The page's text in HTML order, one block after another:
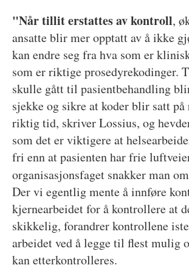
"Når tillit erstattes av kontroll,
ansatte blir mer opptatt av å ikke
kan endre seg fra hva som er
som er riktige prosedyrekodinger.
skulle gått til pasientbehandling
sjekke og sikre at koder blir satt
riktig tid, skriver Lossius, og
som det er viktigere at
fri enn at pasienten har frie
organisasjonsfaget snakker man om
Der vi egentlig mente å innføre
kjernearbeidet for å kontrollere at
skikkelig, forandrer kontrollene
arbeidet ved å legge til flest mulig
kan etterkontrolleres.